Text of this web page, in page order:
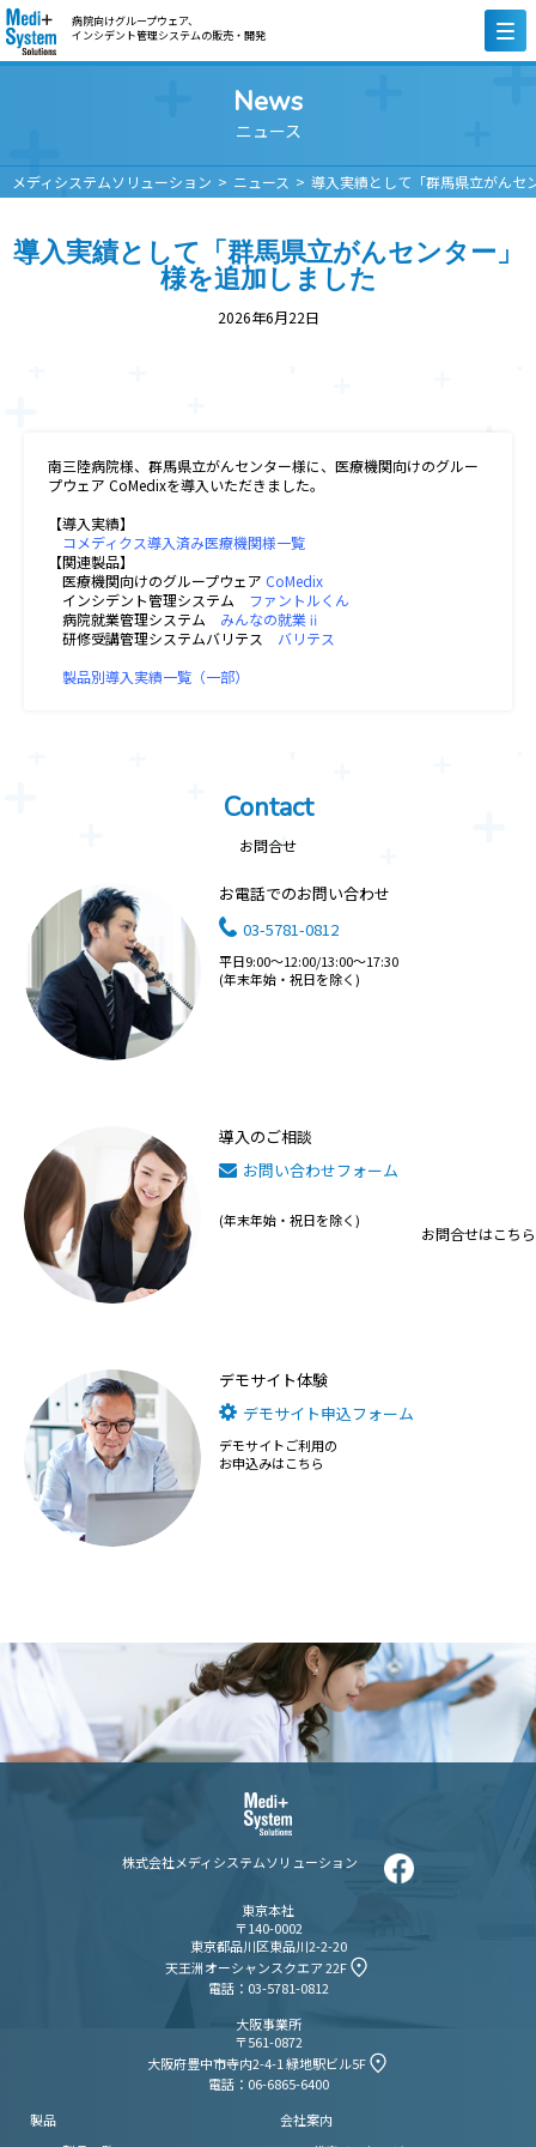
お問合せはこちら
病院向けグループウェア、
インシデント管理システムの販売・開発
News
ニュース
メディシステムソリューション ニュース 導入実績として「群馬県立がんセ
導入実績として「群馬県立がんセンター」
様を追加しました
2026年6月22日
南三陸病院様、群馬県立がんセンター様に、医療機関向けのグルー
プウェア CoMedixを導入いただきました。
【導入実績】
コメディクス導入済み医療機関様一覧
【関連製品】
医療機関向けのグループウェア CoMedix
インシデント管理システム ファントルくん
病院就業管理システム みんなの就業ⅱ
研修受講管理システムバリテス バリテス
製品別導入実績一覧（一部）
Contact
お問合せ
お電話でのお問い合わせ
03-5781-0812
平日9:00～12:00/13:00～17:30
(年末年始・祝日を除く)
導入のご相談
お問い合わせフォーム
(年末年始・祝日を除く)
デモサイト体験
デモサイト申込フォーム
デモサイトご利用の
お申込みはこちら
株式会社メディシステムソリューション
東京本社
〒140-0002
東京都品川区東品川2-2-20
天王洲オーシャンスクエア 22F
電話：03-5781-0812
大阪事業所
〒561-0872
大阪府豊中市寺内2-4-1 緑地駅ビル5F
電話：06-6865-6400
製品
会社案内